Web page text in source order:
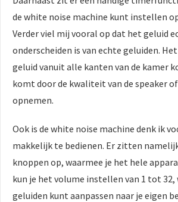
de white noise machine kunt instellen op
Verder viel mij vooral op dat het geluid
onderscheiden is van echte geluiden.
geluid vanuit alle kanten van de kamer
komt door de kwaliteit van de speaker
opnemen.
Ook is de white noise machine denk ik
makkelijk te bedienen. Er zitten
knoppen op, waarmee je het hele
kun je het volume instellen van 1 tot 32,
geluiden kunt aanpassen naar je eigen